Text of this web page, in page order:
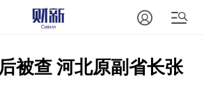
被查 河北原副省长张